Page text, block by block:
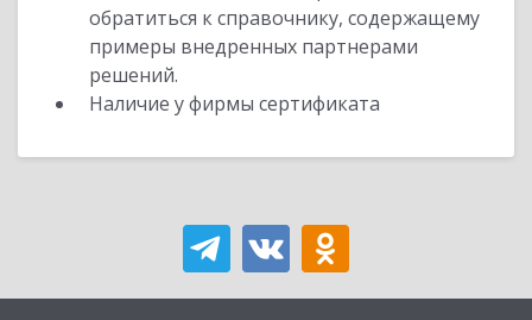
обратиться к справочнику, содержащему
примеры внедренных партнерами
решений.
Наличие у фирмы сертификата